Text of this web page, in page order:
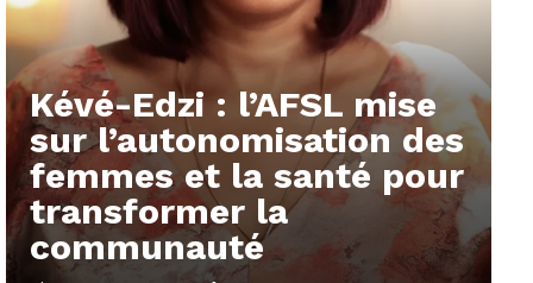
Kévé-Edzi : l’AFSL mise
sur l’autonomisation des
femmes et la santé pour
transformer la
communauté